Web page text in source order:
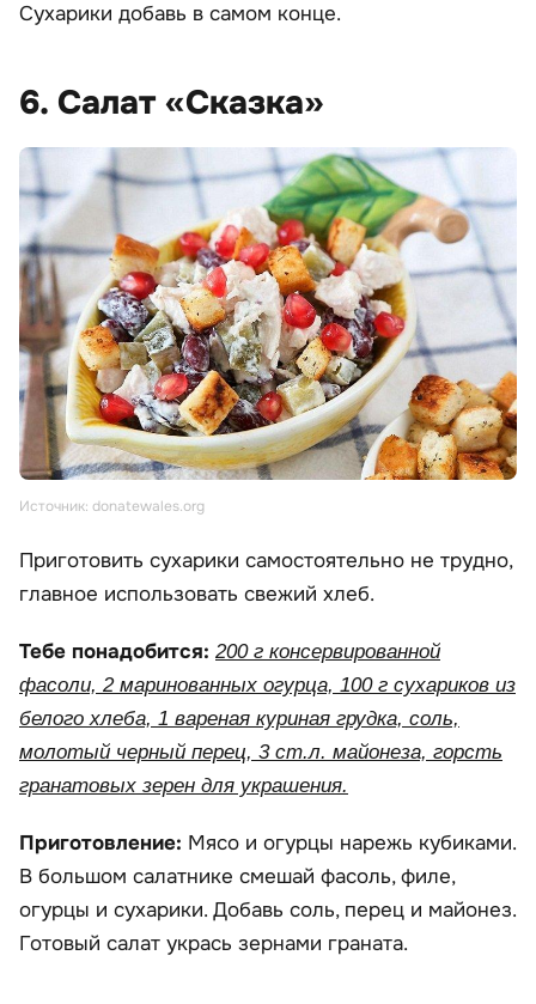
Сухарики добавь в самом конце.
6. Салат «Сказка»
Источник: donatewales.org
Приготовить сухарики самостоятельно не трудно,
главное использовать свежий хлеб.
Тебе понадобится: 200 г консервированной
фасоли, 2 маринованных огурца, 100 г сухариков из
белого хлеба, 1 вареная куриная грудка, соль,
молотый черный перец, 3 ст.л. майонеза, горсть
гранатовых зерен для украшения.
Приготовление: Мясо и огурцы нарежь кубиками.
В большом салатнике смешай фасоль, филе,
огурцы и сухарики. Добавь соль, перец и майонез.
Готовый салат укрась зернами граната.